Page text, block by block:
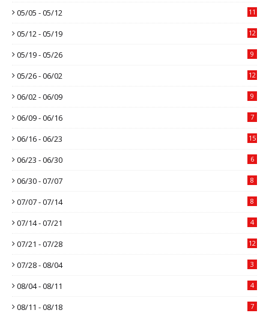
05/05 - 05/12 11
05/12 - 05/19 12
05/19 - 05/26 9
05/26 - 06/02 12
06/02 - 06/09 9
06/09 - 06/16 7
06/16 - 06/23 15
06/23 - 06/30 6
06/30 - 07/07 8
07/07 - 07/14 8
07/14 - 07/21 4
07/21 - 07/28 12
07/28 - 08/04 3
08/04 - 08/11 4
08/11 - 08/18 7